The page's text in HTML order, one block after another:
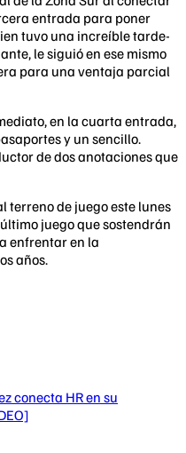
entrada para poner
tuvo una increíble tarde-
le siguió en ese mismo
para una ventaja parcial
en la cuarta entrada,
y un sencillo.
de dos anotaciones que
terreno de juego este lunes
juego que sostendrán
enfrentar en la
años.
conecta HR en su